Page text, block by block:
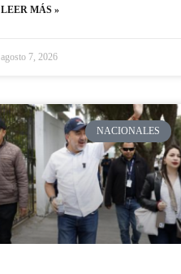
LEER MÁS »
agosto 7, 2026
NACIONALES